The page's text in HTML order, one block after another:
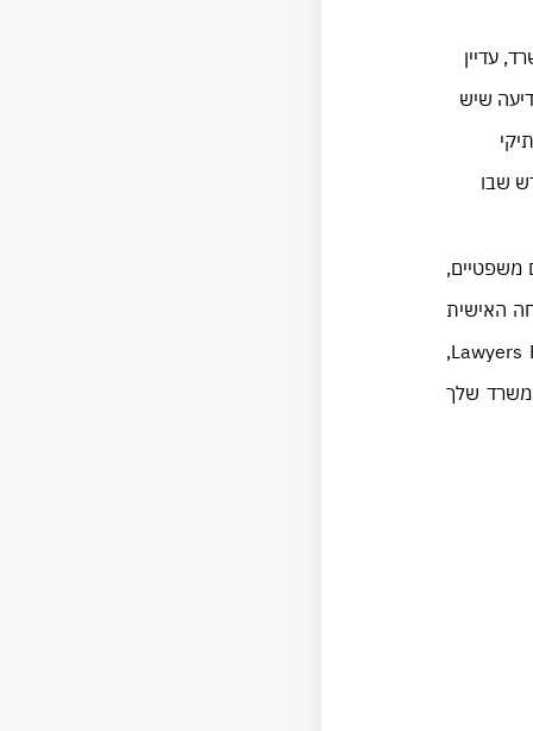
עדיין
שיש
שבו
משפטיים,
האישית
והכלכלית. אני מזמין גם אותך ללחוץ על הקישור, לקבל עוד פרטים ולהצטרף אלינו למחזור הקרוב של Lawyers Business Class,
ואת המשרד שלך